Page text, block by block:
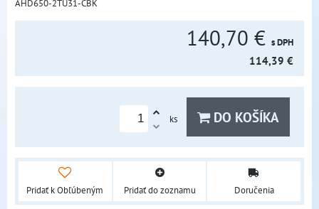
AHD650-2TU31-CBK
140,70 € s DPH
114,39 €
ks DO KOŠÍKA
Pridať k Obľúbeným Pridať do zoznamu Doručenia